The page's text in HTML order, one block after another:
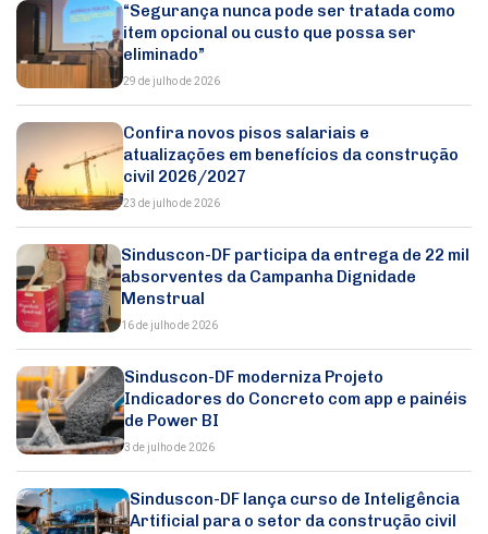
“Segurança nunca pode ser tratada como
item opcional ou custo que possa ser
eliminado”
29 de julho de 2026
Confira novos pisos salariais e
atualizações em benefícios da construção
civil 2026/2027
23 de julho de 2026
Sinduscon-DF participa da entrega de 22 mil
absorventes da Campanha Dignidade
Menstrual
16 de julho de 2026
Sinduscon-DF moderniza Projeto
Indicadores do Concreto com app e painéis
de Power BI
3 de julho de 2026
Sinduscon-DF lança curso de Inteligência
Artificial para o setor da construção civil